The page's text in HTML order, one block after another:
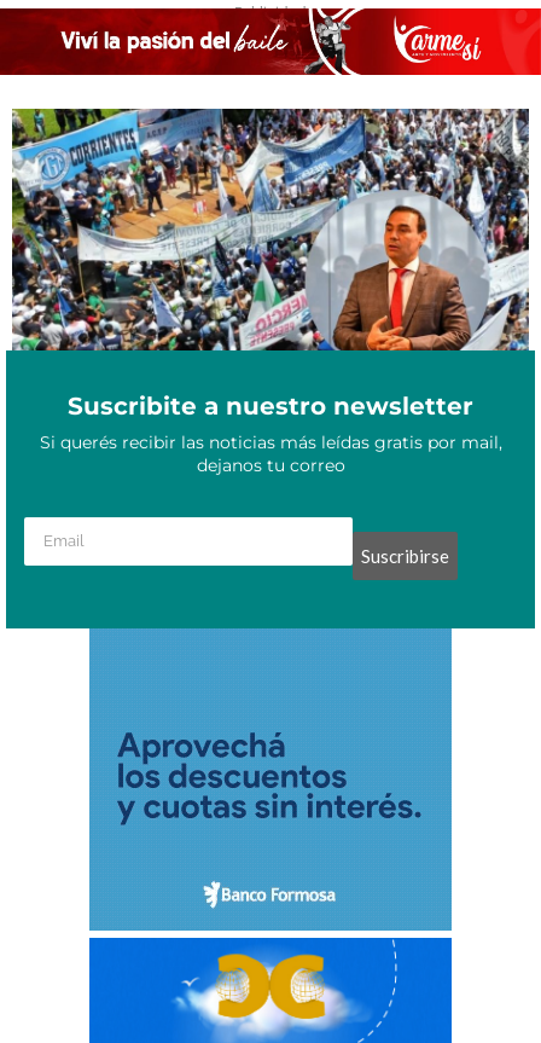
- Publicidad -
La Multisectorial de Corrientes convoca a marchar contra Valdés:
«Actúa como delegado del poder central»
Abril 22, 2025
Suscribite a nuestro newsletter
Si querés recibir las noticias más leídas gratis por mail,
dejanos tu correo
Suscribirse